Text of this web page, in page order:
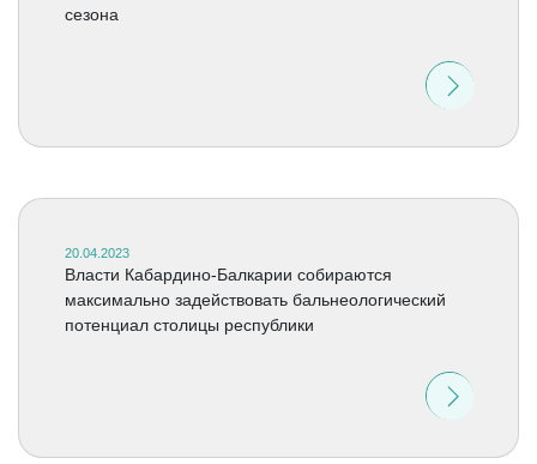
сезона
20.04.2023
Власти Кабардино-Балкарии собираются
максимально задействовать бальнеологический
потенциал столицы республики